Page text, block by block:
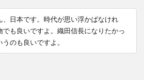
、日本です。時代が思い浮かばなけれ
でも良いですよ。織田信長になりたかっ
うのも良いですよ。